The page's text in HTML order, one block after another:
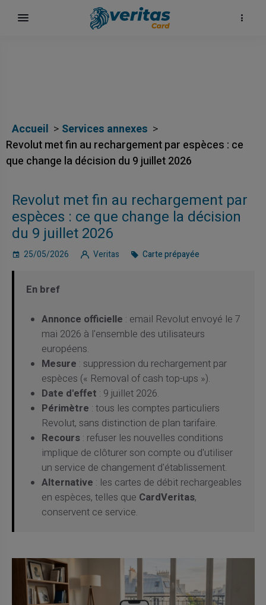
Accueil
Services annexes
Revolut met fin au rechargement par espèces : ce
que change la décision du 9 juillet 2026
Revolut met fin au rechargement par
espèces : ce que change la décision
du 9 juillet 2026
25/05/2026 Veritas Carte prépayée
En bref
Annonce officielle : email Revolut envoyé le 7
mai 2026 à l'ensemble des utilisateurs
européens.
Mesure : suppression du rechargement par
espèces (« Removal of cash top-ups »).
Date d'effet : 9 juillet 2026.
Périmètre : tous les comptes particuliers
Revolut, sans distinction de plan tarifaire.
Recours : refuser les nouvelles conditions
implique de clôturer son compte ou d'utiliser
un service de changement d'établissement.
Alternative : les cartes de débit rechargeables
en espèces, telles que CardVeritas,
conservent ce service.